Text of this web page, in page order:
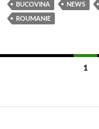
BUCOVINA NEWS
ROUMANIE
articles
1